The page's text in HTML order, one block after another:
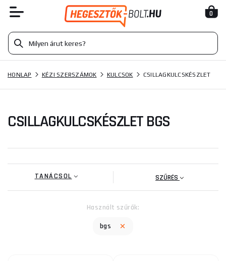
0
HONLAP KÉZI SZERSZÁMOK KULCSOK CSILLAGKULCSKÉSZLET
CSILLAGKULCSKÉSZLET BGS
TANÁCSOL SZŰRÉS
Használt szűrők:
bgs